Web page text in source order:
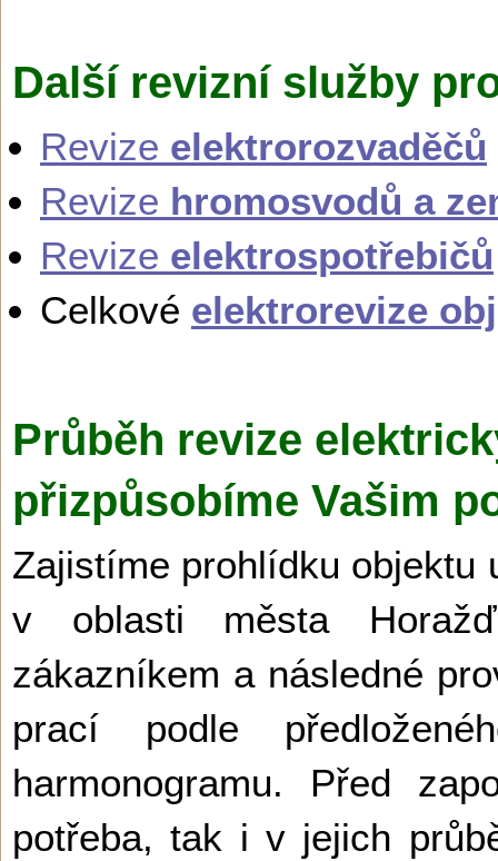
Další revizní služby
Revize elektrorozvaděčů
Revize hromosvodů a
Revize elektrospotřebičů
Celkové elektrorevize
Průběh revize
přizpůsobíme Vašim
Zajistíme prohlídku objektu
v oblasti města
zákazníkem a následné
prací podle
harmonogramu. Před
potřeba, tak i v jejich